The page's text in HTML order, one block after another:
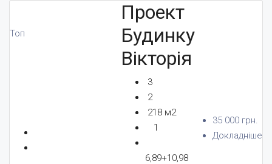
Топ
Проект
Будинку
Вікторія
3
2
218 м2
1
6,89+10,98
35 000 грн.
Докладніше